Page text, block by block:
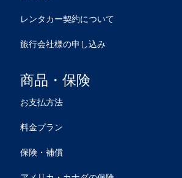
レンタカー契約について
旅行会社様の申し込み
商品・保険
お支払方法
料金プラン
保険・補償